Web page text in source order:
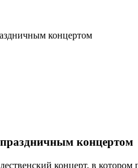
концертом
концертом
концерт, в